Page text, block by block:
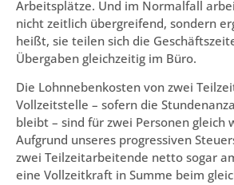
Arbeitsplätze. Und im Normalfall
nicht zeitlich übergreifend, sondern
heißt, sie teilen sich die
Übergaben gleichzeitig im Büro.
Die Lohnnebenkosten von zwei
Vollzeitstelle – sofern die
bleibt – sind für zwei Personen gleich
Aufgrund unseres progressiven
zwei Teilzeitarbeitende netto sogar
eine Vollzeitkraft in Summe beim